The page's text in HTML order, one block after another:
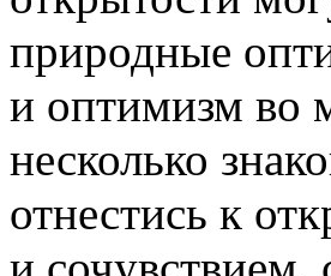
природные
и оптимизм во
несколько
отнестись к